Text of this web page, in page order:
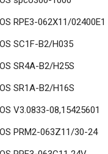
RPE3-062X11/02400E1
SC1F-B2/H035
SR4A-B2/H25S
SR1A-B2/H16S
V3.0833-08,15425601
PRM2-063Z11/30-24